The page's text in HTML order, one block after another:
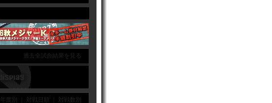
過去全試合結果を見る
年度別 ｜ 対戦日順 ｜ 対戦数別